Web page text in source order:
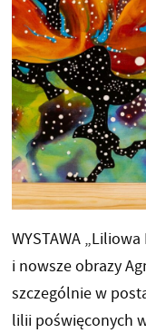
WYSTAWA
i nowsze obrazy
szczególnie w
lilii poświęconych